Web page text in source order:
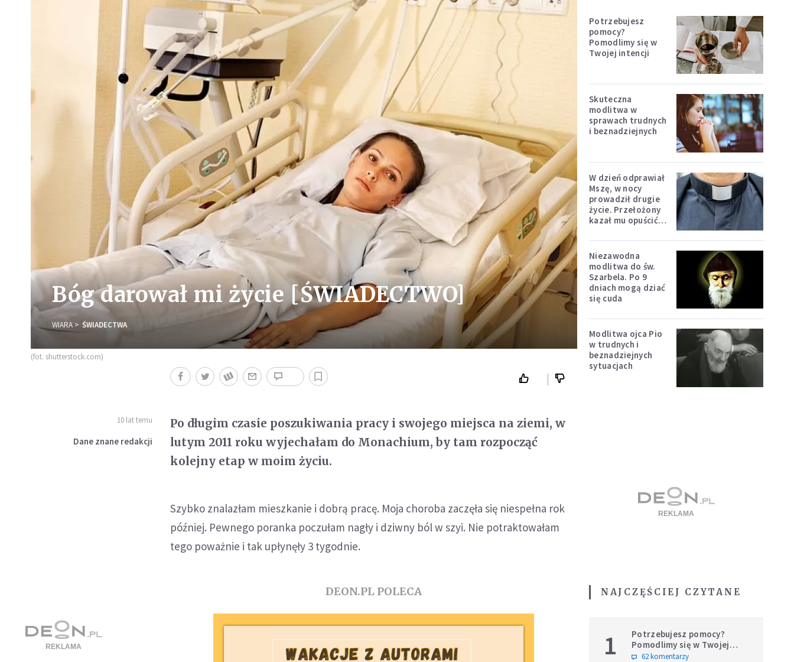
Bóg darował mi życie [ŚWIADECTWO]
WIARA ŚWIADECTWA
(fot. shutterstock.com)
10 lat temu
Dane znane redakcji
Po długim czasie poszukiwania pracy i swojego miejsca na ziemi, w
lutym 2011 roku wyjechałam do Monachium, by tam rozpocząć
kolejny etap w moim życiu.
Szybko znalazłam mieszkanie i dobrą pracę. Moja choroba zaczęła się niespełna rok
później. Pewnego poranka poczułam nagły i dziwny ból w szyi. Nie potraktowałam
tego poważnie i tak upłynęły 3 tygodnie.
DEON.PL POLECA
Potrzebujesz
pomocy?
Pomodlimy się w
Twojej intencji
Skuteczna
modlitwa w
sprawach trudnych
i beznadziejnych
W dzień odprawiał
Mszę, w nocy
prowadził drugie
życie. Przełożony
kazał mu opuścić
Niezawodna
modlitwa do św.
Szarbela. Po 9
dniach mogą dziać
się cuda
Modlitwa ojca Pio
w trudnych i
beznadziejnych
sytuacjach
NAJCZĘŚCIEJ CZYTANE
1
Potrzebujesz pomocy?
Pomodlimy się w Twojej
intencji
62 komentarzy